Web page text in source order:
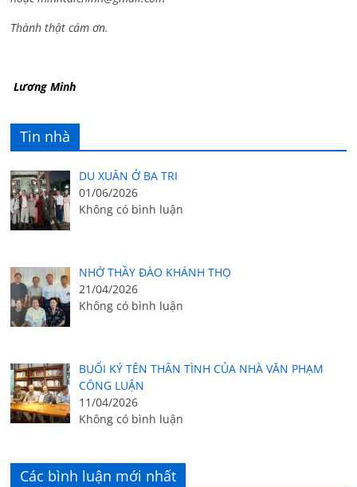
Thành thật cám ơn.
Lương Minh
Tin nhà
DU XUÂN Ở BA TRI
01/06/2026
Không có bình luận
NHỚ THẦY ĐÀO KHÁNH THỌ
21/04/2026
Không có bình luận
BUỔI KÝ TÊN THÂN TÌNH CỦA NHÀ VĂN PHẠM
CÔNG LUẬN
11/04/2026
Không có bình luận
Các bình luận mới nhất